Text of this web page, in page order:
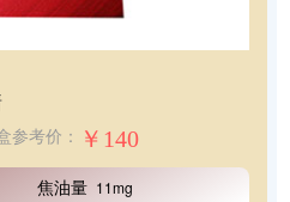
参考价： ￥140
焦油量 11mg